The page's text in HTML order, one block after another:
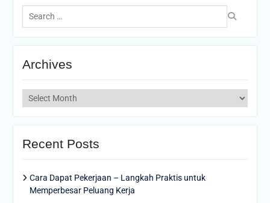
Search
for:
Archives
Archives
Recent Posts
Cara Dapat Pekerjaan – Langkah Praktis untuk
Memperbesar Peluang Kerja